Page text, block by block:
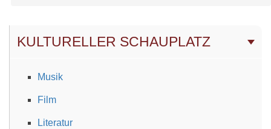
KULTURELLER SCHAUPLATZ
Musik
Film
Literatur